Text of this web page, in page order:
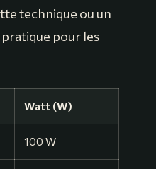
technique ou un
pratique pour les
Watt (W)
100 W